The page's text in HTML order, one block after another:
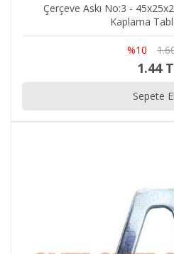
Çerçeve Askı No:3 -
Kaplama
%10
1.44
Sepete